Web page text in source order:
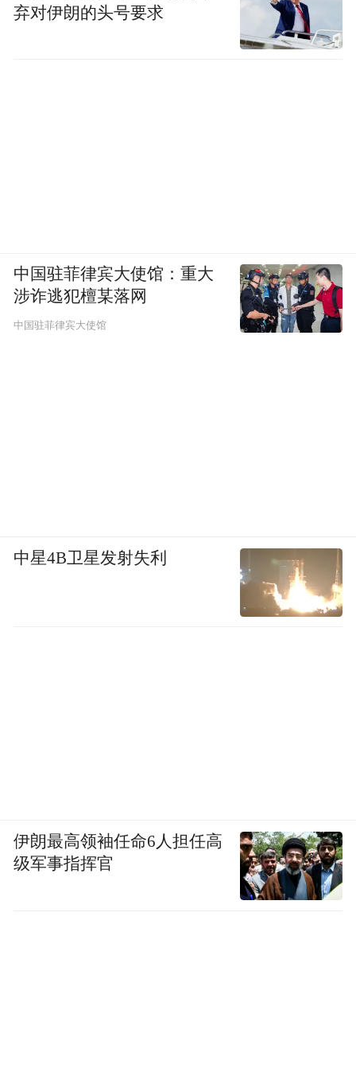
弃对伊朗的头号要求
中国驻菲律宾大使馆：重大
涉诈逃犯檀某落网
中国驻菲律宾大使馆
中星4B卫星发射失利
伊朗最高领袖任命6人担任高
级军事指挥官